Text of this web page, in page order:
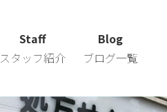
Staff
スタッフ紹介
Blog
ブログ一覧